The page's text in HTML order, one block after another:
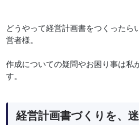
どうやって経営計画書をつくったら
営者様。
作成についての疑問やお困り事は私
す。
経営計画書づくりを、